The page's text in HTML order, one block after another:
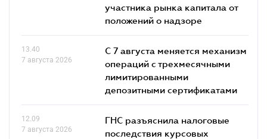
участника рынка капитала от
положений о надзоре
13.40
7 августа 2026
С 7 августа меняется механизм
операций с трехмесячными
лимитированными
депозитными сертификатами
12.09
7 августа 2026
ГНС разъяснила налоговые
последствия курсовых